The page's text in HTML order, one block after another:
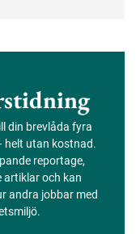
din brevlåda fyra
helt utan kostnad.
reportage,
artiklar och kan
andra jobbar med